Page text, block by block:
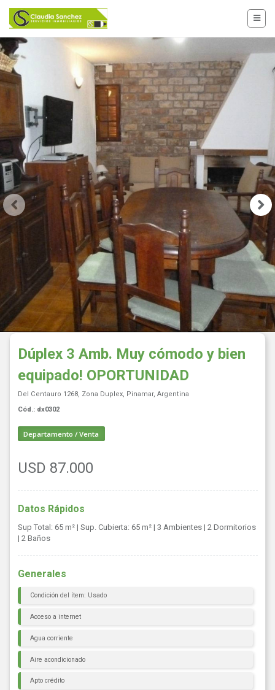
Dúplex 3 Amb. Muy cómodo y bien
equipado! OPORTUNIDAD
Del Centauro 1268, Zona Duplex, Pinamar, Argentina
Cód.: dx0302
Departamento / Venta
USD 87.000
Datos Rápidos
Sup Total: 65 m² | Sup. Cubierta: 65 m² | 3 Ambientes | 2 Dormitorios
| 2 Baños
Generales
Condición del ítem: Usado
Acceso a internet
Agua corriente
Aire acondicionado
Apto crédito